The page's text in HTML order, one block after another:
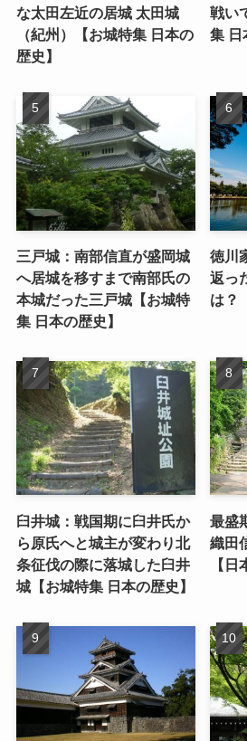
な太田左近の居城 太田城
（紀州）【お城特集 日本の
歴史】
戦い
集 日
三戸城：南部信直が盛岡城
へ居城を移すまで南部氏の
本城だった三戸城【お城特
集 日本の歴史】
徳川
返っ
は？
臼井城：戦国期に臼井氏か
ら原氏へと城主が変わり北
条征伐の際に落城した臼井
城【お城特集 日本の歴史】
最盛
織田
【日